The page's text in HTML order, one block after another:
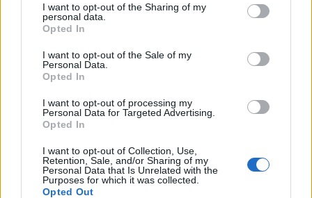
I want to opt-out of the Sharing of my
personal data.
Opted In
I want to opt-out of the Sale of my
Personal Data.
Opted In
I want to opt-out of processing my
Personal Data for Targeted Advertising.
Opted In
I want to opt-out of Collection, Use,
Retention, Sale, and/or Sharing of my
Personal Data that Is Unrelated with the
Purposes for which it was collected.
Opted Out